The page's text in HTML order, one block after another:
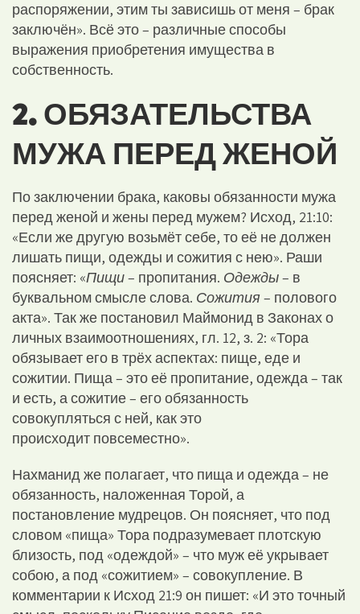
распоряжении, этим ты зависишь от меня – брак
заключён». Всё это – различные способы
выражения приобретения имущества в
собственность.
2. ОБЯЗАТЕЛЬСТВА
МУЖА ПЕРЕД ЖЕНОЙ
По заключении брака, каковы обязанности мужа
перед женой и жены перед мужем? Исход, 21:10:
«Если же другую возьмёт себе, то её не должен
лишать пищи, одежды и сожития с нею». Раши
поясняет: «Пищи– пропитания. Одежды– в
буквальном смысле слова. Сожития– полового
акта». Так же постановил Маймонид в Законах о
личных взаимоотношениях, гл. 12, з. 2: «Тора
обязывает его в трёх аспектах: пище, еде и
сожитии. Пища – это её пропитание, одежда – так
и есть, а сожитие – его обязанность
совокупляться с ней, как это
происходит повсеместно».
Нахманид же полагает, что пища и одежда – не
обязанность, наложенная Торой, а
постановление мудрецов. Он поясняет, что под
словом «пища» Тора подразумевает плотскую
близость, под «одеждой» – что муж её укрывает
собою, а под «сожитием» – совокупление. В
комментарии к Исход 21:9 он пишет: «И это точный